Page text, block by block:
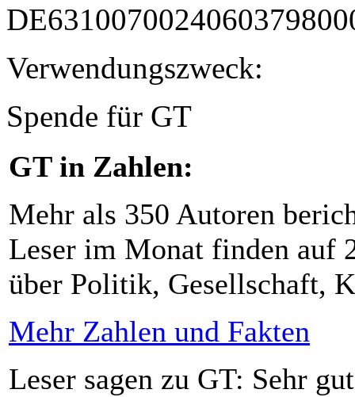
Verwendungszweck:
Spende für GT
GT in Zahlen:
Mehr als 350 Autoren
Leser im Monat finden auf
über Politik, Gesellschaft,
Mehr Zahlen und Fakten
Leser sagen zu GT: Sehr